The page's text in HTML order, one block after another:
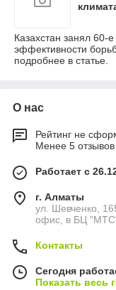
Казахстан занял 60-
эффективности
подробнее в статье.
О нас
Рейтинг не
Менее 5
Работает с
г. Алматы
ул. Шевченко,
офис, в БЦ
Контакты
Сегодня
Показать весь